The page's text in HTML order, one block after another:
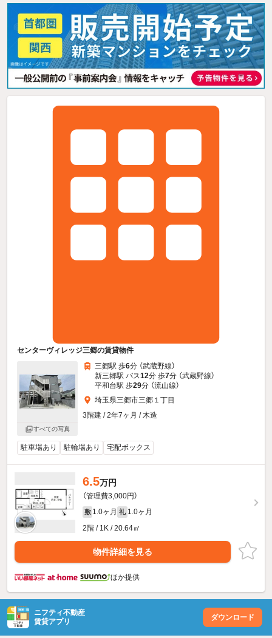
センターヴィレッジ三郷の賃貸物件
すべての写真
三郷駅 歩6分 （武蔵野線）
新三郷駅 バス12分 歩7分 （武蔵野線）
平和台駅 歩29分 （流山線）
埼玉県三郷市三郷１丁目
3階建 / 2年7ヶ月 / 木造
駐車場あり 駐輪場あり 宅配ボックス
6.5万円
（管理費3,000円）
敷 1.0ヶ月 礼 1.0ヶ月
2階 / 1K / 20.64㎡
物件詳細を見る
ほか提供
ニフティ不動産
賃貸アプリ
ダウンロード